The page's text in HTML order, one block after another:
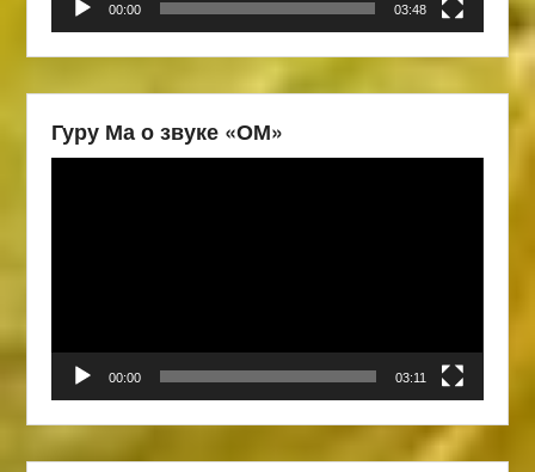
00:00 03:48
Гуру Ма о звуке «ОМ»
00:00 03:11